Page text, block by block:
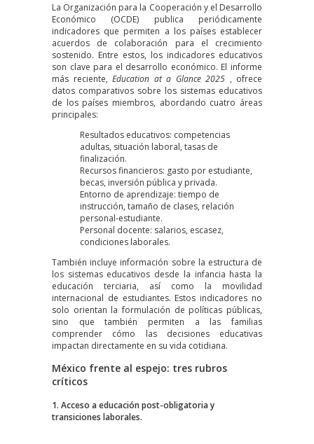
La Organización para la Cooperación y el Desarrollo
Económico (OCDE) publica periódicamente
indicadores que permiten a los países establecer
acuerdos de colaboración para el crecimiento
sostenido. Entre estos, los indicadores educativos
son clave para el desarrollo económico. El informe
más reciente, Education at a Glance 2025 , ofrece
datos comparativos sobre los sistemas educativos
de los países miembros, abordando cuatro áreas
principales:
Resultados educativos: competencias
adultas, situación laboral, tasas de
finalización.
Recursos financieros: gasto por estudiante,
becas, inversión pública y privada.
Entorno de aprendizaje: tiempo de
instrucción, tamaño de clases, relación
personal-estudiante.
Personal docente: salarios, escasez,
condiciones laborales.
También incluye información sobre la estructura de
los sistemas educativos desde la infancia hasta la
educación terciaria, así como la movilidad
internacional de estudiantes. Estos indicadores no
solo orientan la formulación de políticas públicas,
sino que también permiten a las familias
comprender cómo las decisiones educativas
impactan directamente en su vida cotidiana.
México frente al espejo: tres rubros
críticos
1. Acceso a educación post-obligatoria y
transiciones laborales.